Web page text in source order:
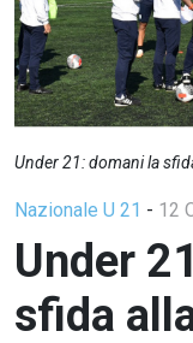
Under 21: domani la
Nazionale U 21 - 12
Under
sfida